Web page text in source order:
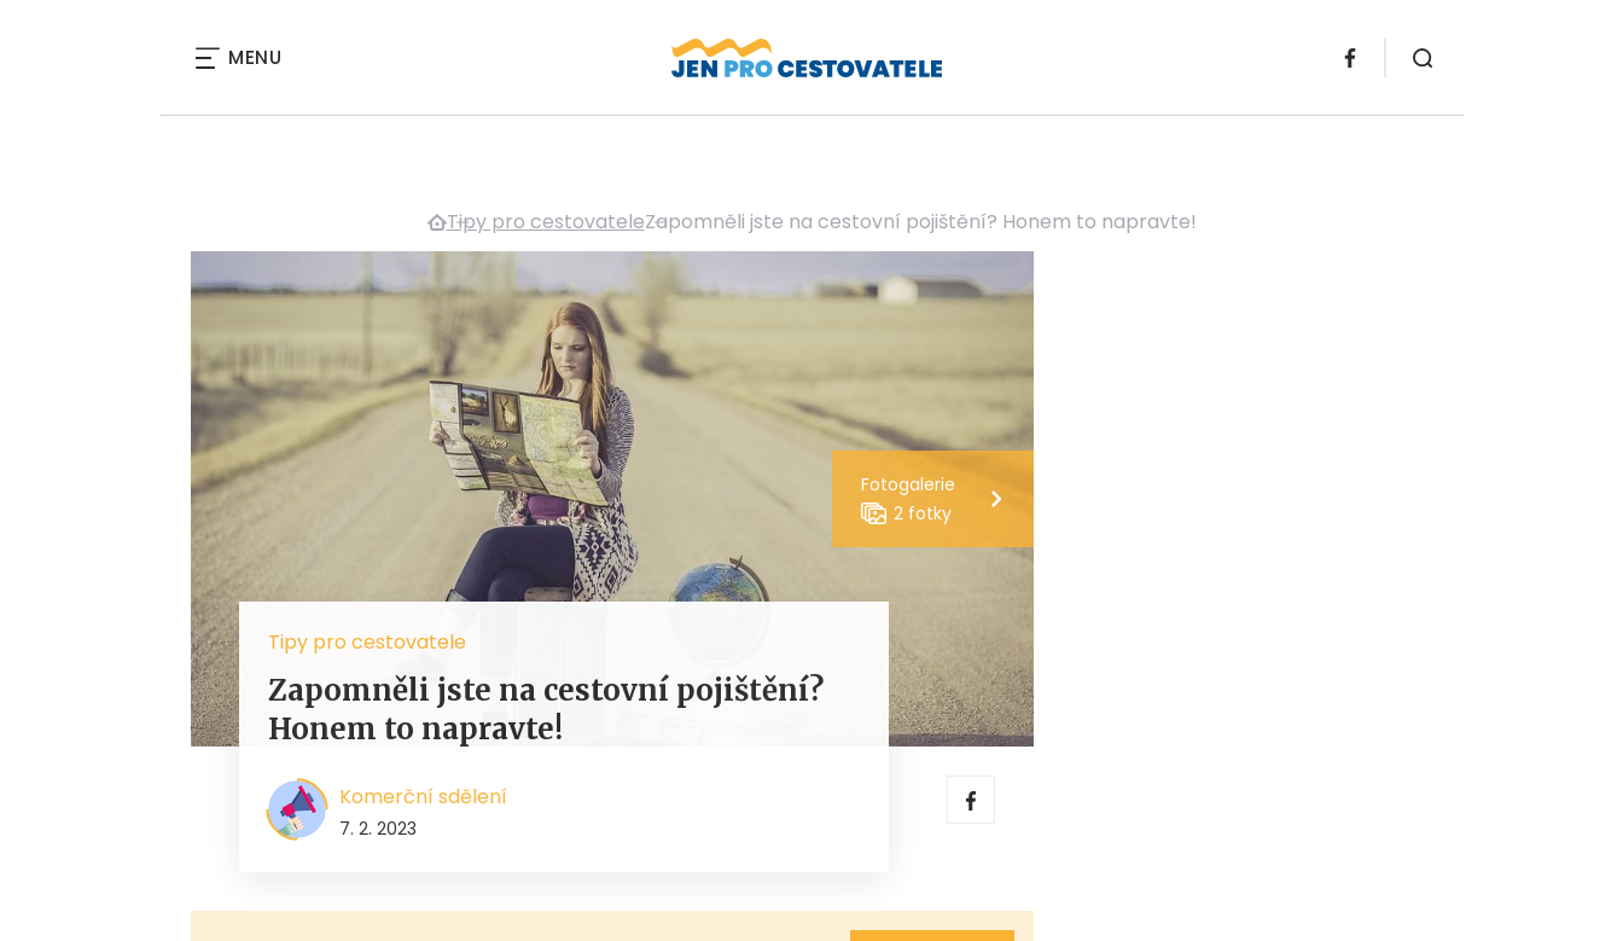
MENU
Tipy pro cestovateleZapomněli jste na cestovní pojištění? Honem to napravte!
Fotogalerie
2 fotky
Tipy pro cestovatele
Zapomněli jste na cestovní pojištění?
Honem to napravte!
Komerční sdělení
7. 2. 2023